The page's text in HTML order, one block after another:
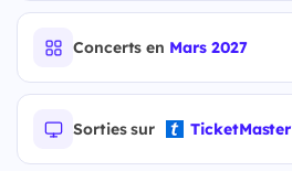
Concerts en Mars 2027
Sorties sur TicketMaster